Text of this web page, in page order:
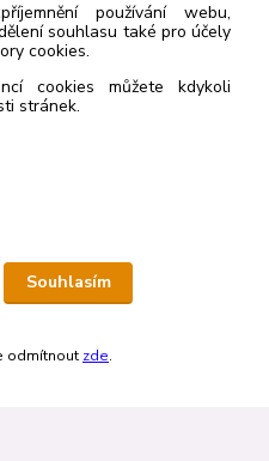
používání webu,
souhlasu také pro účely
cookies.
cookies můžete kdykoli
stránek.
Souhlasím
odmítnout zde.